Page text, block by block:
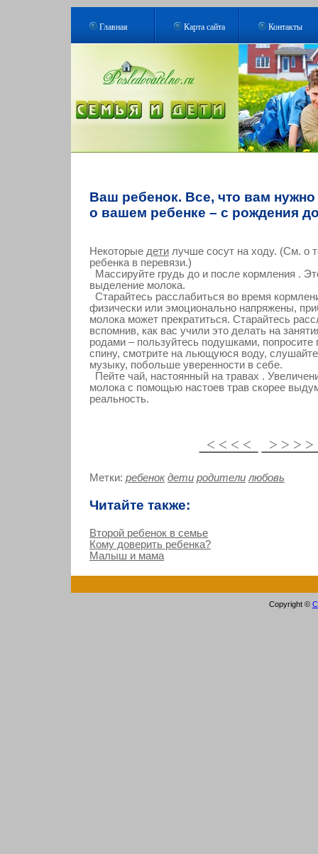
Главная Карта сайта Контакты
Ваш ребенок. Все, что вам нужно
о вашем ребенке – с рождения
Некоторые дети лучше сосут на ходу. (См. о
ребенка в перевязи.)
Массируйте грудь до и после кормления .
выделение молока.
Старайтесь расслабиться во время
физически или эмоционально напряжены,
молока может прекратиться. Старайтесь
вспомнив, как вас учили это делать на
родами – пользуйтесь подушками, попросите
спину, смотрите на льющуюся воду,
музыку, побольше уверенности в себе.
Пейте чай, настоянный на травах .
молока с помощью настоев трав скорее
реальность.
< < < < > > >
Метки: ребенок дети родители любовь
Читайте также:
Второй ребенок в семье
Кому доверить ребенка?
Малыш и мама
Copyright ©